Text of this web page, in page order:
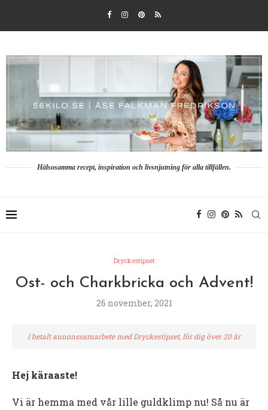
Hälsosamma recept, inspiration och livsnjutning för alla tillfällen.
Dryckestipset
Ost- och Charkbricka och Advent!
26 november, 2021
I betalt annonssamarbete med Dryckestipset, för dig över 20 år
Hej käraaste!
Vi är hemma med vår lille guldklimp nu! Så nu är